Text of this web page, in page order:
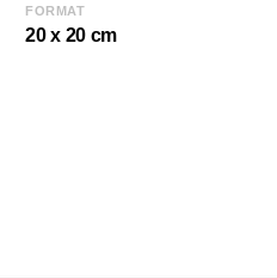
FORMAT
20 x 20 cm